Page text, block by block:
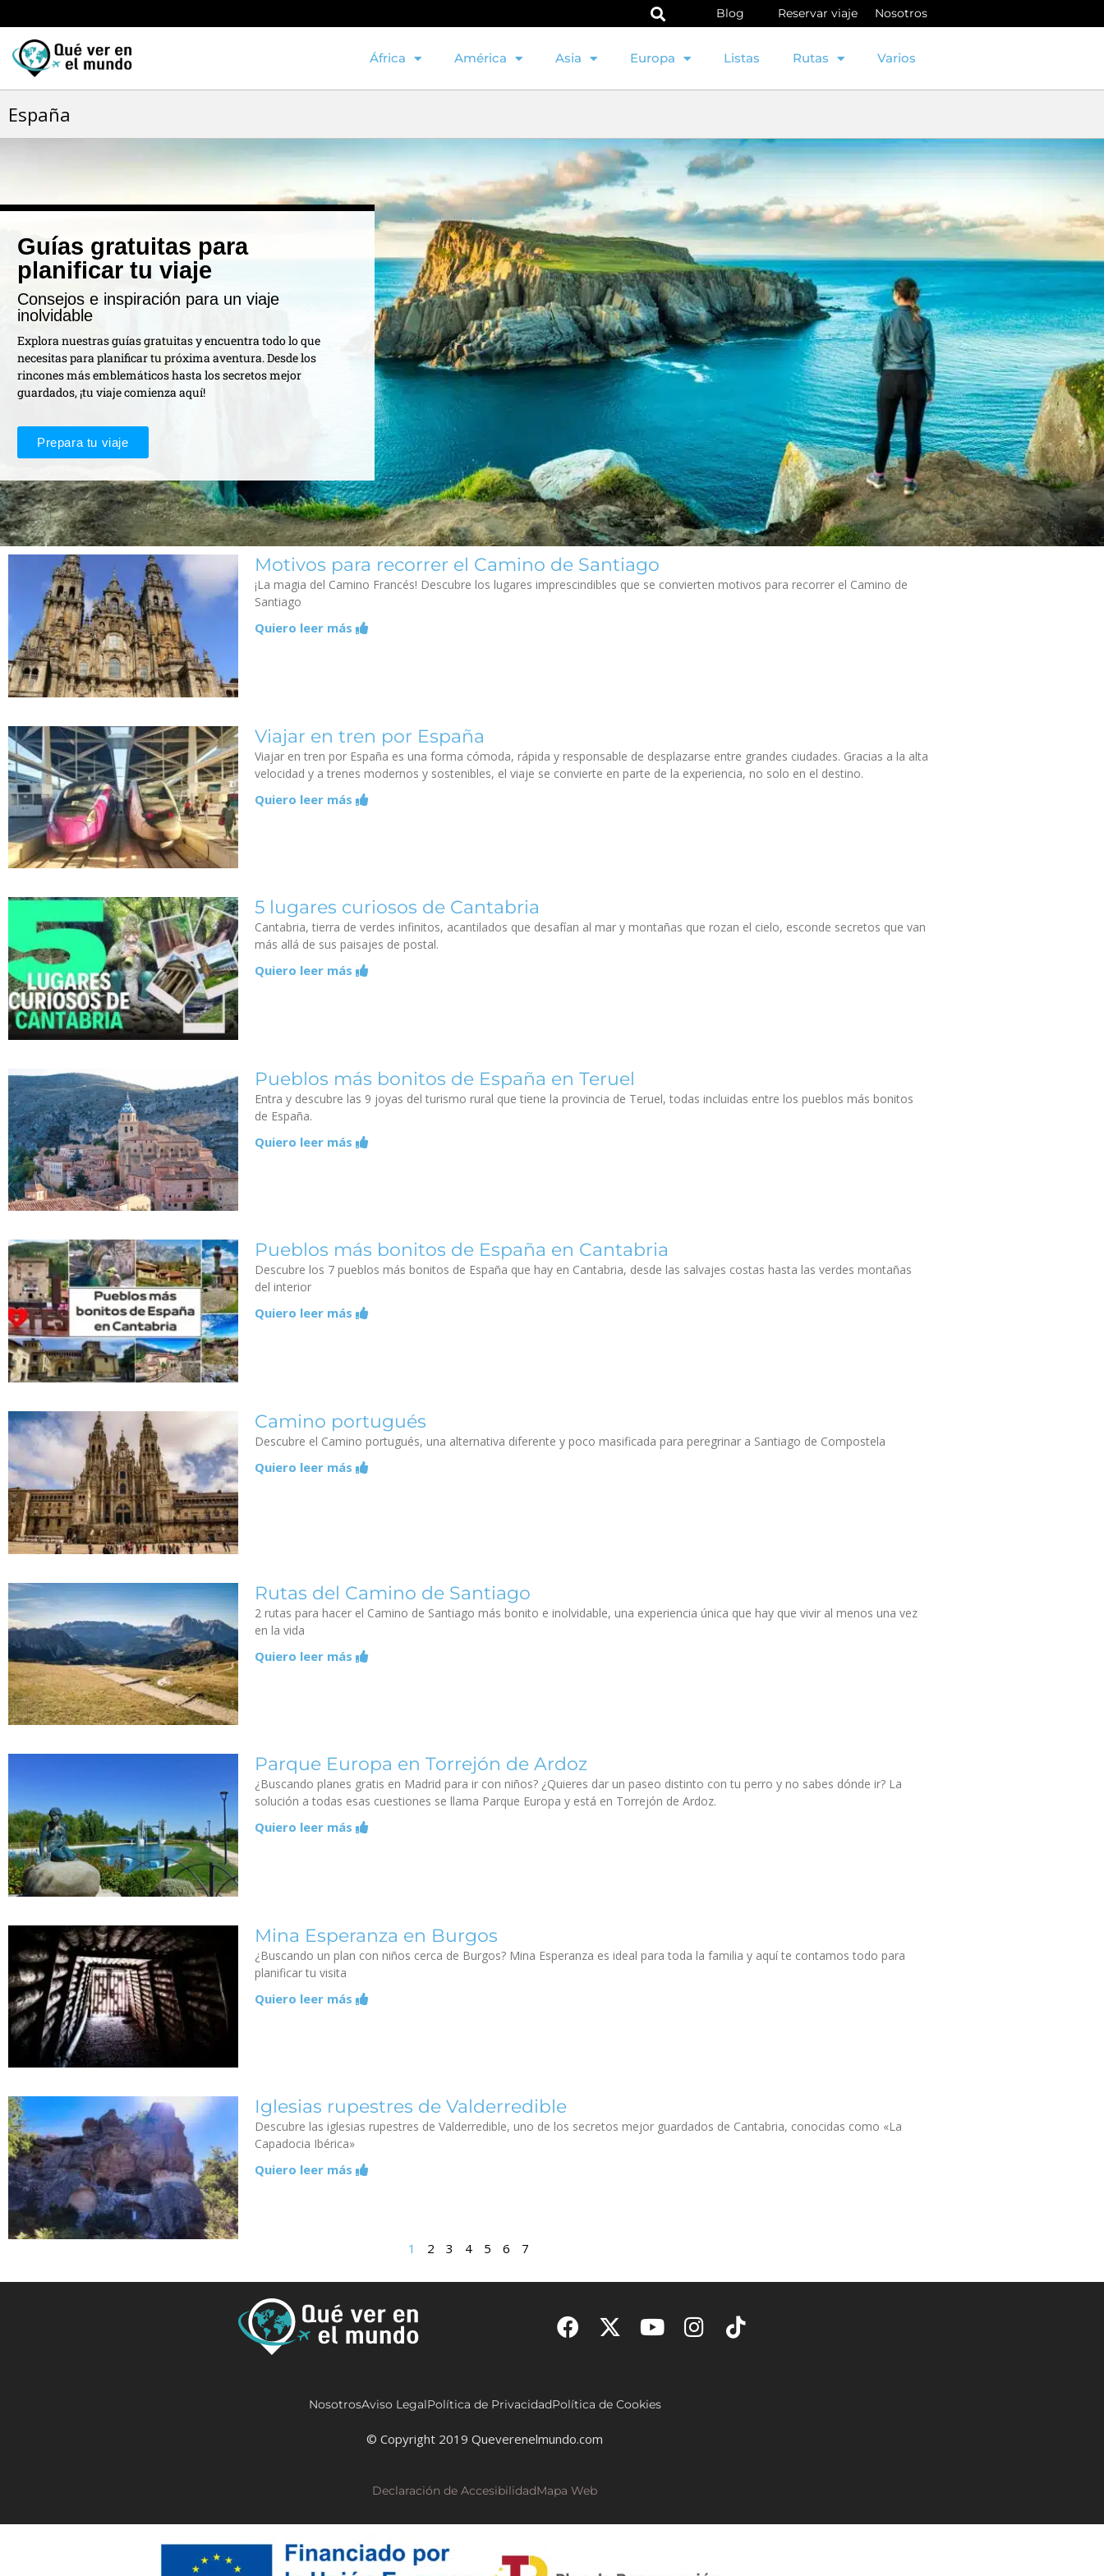
Blog Reservar viaje Nosotros
África América Asia Europa Listas Rutas Varios
España
Guías gratuitas para
planificar tu viaje
Consejos e inspiración para un viaje
inolvidable
Explora nuestras guías gratuitas y encuentra todo lo que
necesitas para planificar tu próxima aventura. Desde los
rincones más emblemáticos hasta los secretos mejor
guardados, ¡tu viaje comienza aquí!
Prepara tu viaje
Motivos para recorrer el Camino de Santiago
¡La magia del Camino Francés! Descubre los lugares imprescindibles que se convierten motivos para recorrer el Camino de
Santiago
Quiero leer más
Viajar en tren por España
Viajar en tren por España es una forma cómoda, rápida y responsable de desplazarse entre grandes ciudades. Gracias a la alta
velocidad y a trenes modernos y sostenibles, el viaje se convierte en parte de la experiencia, no solo en el destino.
Quiero leer más
5 lugares curiosos de Cantabria
Cantabria, tierra de verdes infinitos, acantilados que desafían al mar y montañas que rozan el cielo, esconde secretos que van
más allá de sus paisajes de postal.
Quiero leer más
Pueblos más bonitos de España en Teruel
Entra y descubre las 9 joyas del turismo rural que tiene la provincia de Teruel, todas incluidas entre los pueblos más bonitos
de España.
Quiero leer más
Pueblos más bonitos de España en Cantabria
Descubre los 7 pueblos más bonitos de España que hay en Cantabria, desde las salvajes costas hasta las verdes montañas
del interior
Quiero leer más
Camino portugués
Descubre el Camino portugués, una alternativa diferente y poco masificada para peregrinar a Santiago de Compostela
Quiero leer más
Rutas del Camino de Santiago
2 rutas para hacer el Camino de Santiago más bonito e inolvidable, una experiencia única que hay que vivir al menos una vez
en la vida
Quiero leer más
Parque Europa en Torrejón de Ardoz
¿Buscando planes gratis en Madrid para ir con niños? ¿Quieres dar un paseo distinto con tu perro y no sabes dónde ir? La
solución a todas esas cuestiones se llama Parque Europa y está en Torrejón de Ardoz.
Quiero leer más
Mina Esperanza en Burgos
¿Buscando un plan con niños cerca de Burgos? Mina Esperanza es ideal para toda la familia y aquí te contamos todo para
planificar tu visita
Quiero leer más
Iglesias rupestres de Valderredible
Descubre las iglesias rupestres de Valderredible, uno de los secretos mejor guardados de Cantabria, conocidas como «La
Capadocia Ibérica»
Quiero leer más
1 2 3 4 5 6 7
NosotrosAviso LegalPolítica de PrivacidadPolítica de Cookies
© Copyright 2019 Queverenelmundo.com
Declaración de AccesibilidadMapa Web